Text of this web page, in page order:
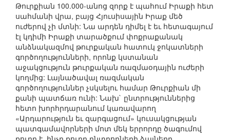
Թուրքիան 100.000-անոց զորք է պահում Իրաքի հետ
սահմանի վրա, բայց Հյուսիսային Իրաք մեծ
ուժերով չի մտնի: Նա արդեն դիմել է եւ հետագայում
էլ կդիմի Իրաքի տարածքում փոքրաքանակ
անձնակազմով թուրքական հատուկ ջոկատների
գործողությունների, որոնք կստանան
աջակցություն թուրքական ռազմաօդային ուժերի
կողմից: Լայնածավալ ռազմական
գործողություններ չսկսելու համար Թուրքիան մի
քանի պատճառ ունի: Նախ` ընտրություններից
հետո խորհրդարանում կառավարող
«Արդարություն եւ զարգացում» կուսակցության
պատգամավորների մոտ մեկ երրորդը ծագումով